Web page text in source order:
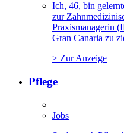
Ich, 46, bin
zur
Praxismanagerin
Gran Canaria zu
> Zur Anzeige
Pflege
Jobs